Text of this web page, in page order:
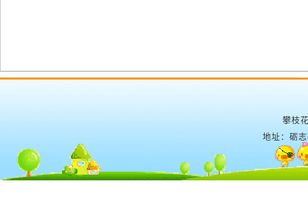
攀枝
地址：砺